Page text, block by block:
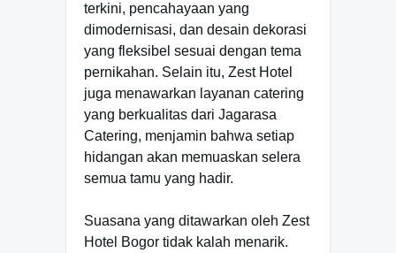
terkini, pencahayaan yang
dimodernisasi, dan desain dekorasi
yang fleksibel sesuai dengan tema
pernikahan. Selain itu, Zest Hotel
juga menawarkan layanan catering
yang berkualitas dari Jagarasa
Catering, menjamin bahwa setiap
hidangan akan memuaskan selera
semua tamu yang hadir.
Suasana yang ditawarkan oleh Zest
Hotel Bogor tidak kalah menarik.